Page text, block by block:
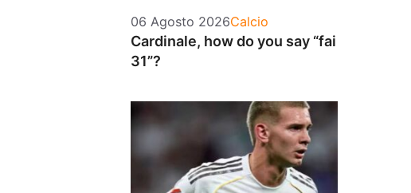
06 Agosto 2026Categorie
Calcio
Cardinale, how do you say “fai
31”?